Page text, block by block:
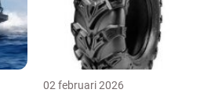
02 februari 2026